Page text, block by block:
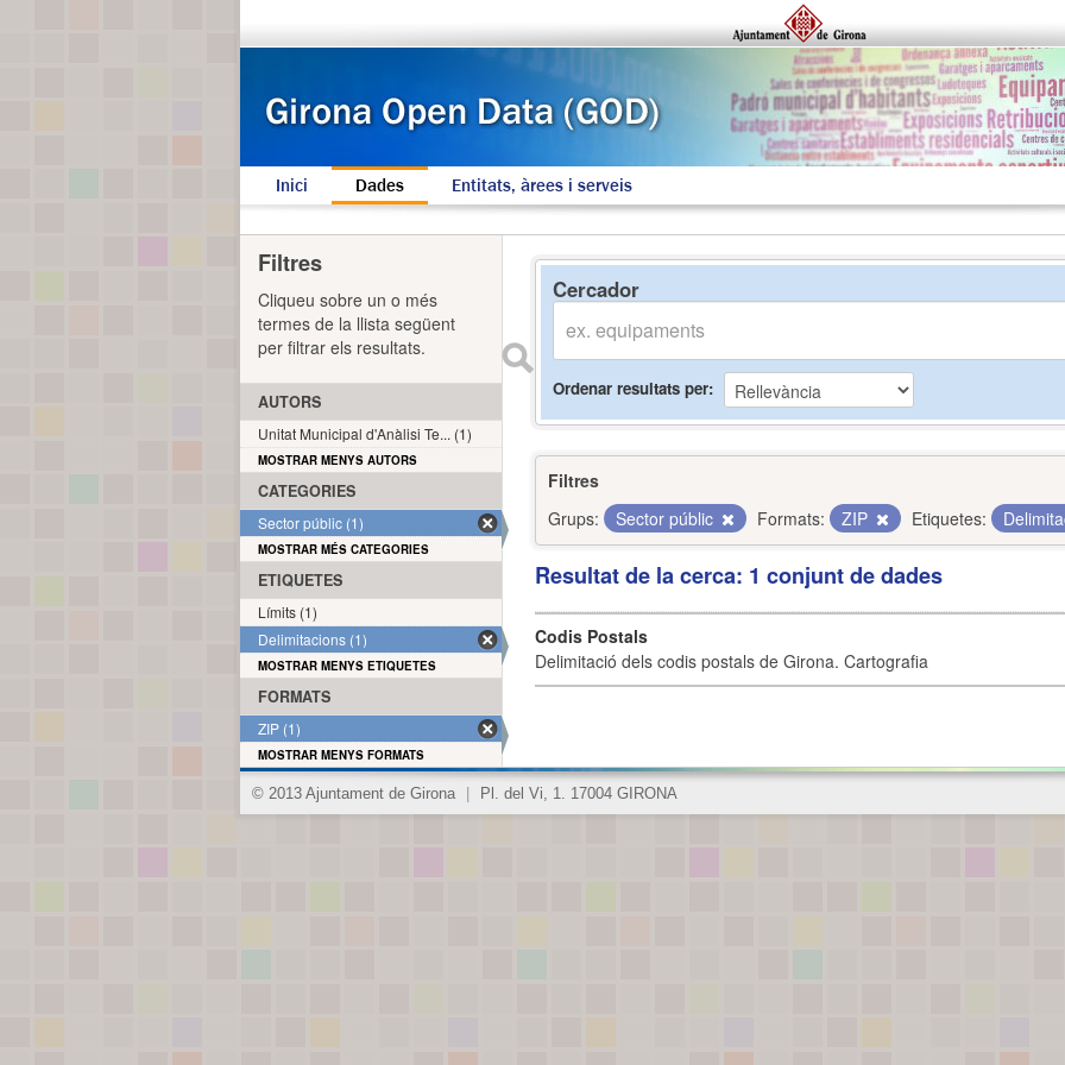
Inici Dades Entitats, àrees i serveis
Cercador
Ordenar resultats per
Filtres
Grups:
Sector públic Formats: ZIP Etiquetes:
Resultat de la cerca: 1 conjunt de dades
Codis Postals
Delimitació dels codis postals de Girona. Cartografia
Filtres
Cliqueu sobre un o més
termes de la llista següent
per filtrar els resultats.
AUTORS
Unitat Municipal d'Anàlisi Te... (1)
MOSTRAR MENYS AUTORS
CATEGORIES
Sector públic (1)
MOSTRAR MÉS CATEGORIES
ETIQUETES
Límits (1)
Delimitacions (1)
MOSTRAR MENYS ETIQUETES
FORMATS
ZIP (1)
MOSTRAR MENYS FORMATS
© 2013 Ajuntament de Girona Pl. del Vi, 1. 17004 GIRONA